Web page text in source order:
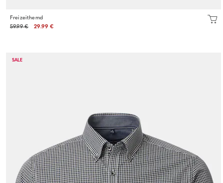
Freizeithemd
59.99 €
29.99 €
SALE